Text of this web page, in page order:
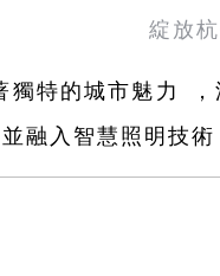
綻放
特的城市魅力
，並融入智慧照明技術